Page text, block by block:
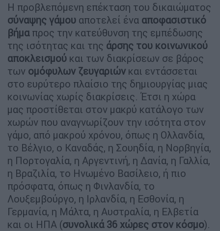
Η προβλεπόμενη επέκταση του δικαιώματος
σύναψης γάμου αποτελεί ένα αποφασιστικό
βήμαπρος την κατεύθυνση της εμπέδωσης
της ισότητας και της άρσης του κοινωνικού
αποκλεισμού και των διακρίσεων σε βάρος
των ομόφυλων ζευγαριών και εντάσσεται
στo ευρύτερο πλαίσιο της δημιουργίας μιας
κοινωνίας χωρίς διακρίσεις. Έτσι η χώρα
μας προστίθεται στον μακρύ κατάλογο των
χωρών που αναγνωρίζουν την ισότητα στον
γάμο, από μακρού χρόνου, όπως η Ολλανδία,
το Βέλγιο, ο Καναδάς, η Σουηδία, η Νορβηγία,
η Πορτογαλία, η Αργεντινή, η Δανία, η Γαλλία,
η Βραζιλία, το Ηνωμένο Βασίλειο, ή πιο
πρόσφατα, όπως η Φινλανδία, το
Λουξεμβούργο, η Ιρλανδία, η Εσθονία, η
Γερμανία, η Μάλτα, η Αυστραλία, η Ελβετία
και οι ΗΠΑ (συνολικά 36 χώρες στον κόσμο).